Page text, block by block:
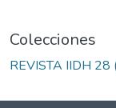
Colecciones
REVISTA IIDH 28